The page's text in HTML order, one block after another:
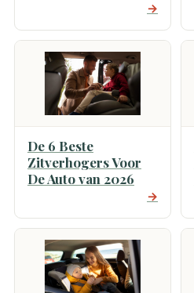
→
De 6 Beste
Zitverhogers Voor
De Auto van 2026
→